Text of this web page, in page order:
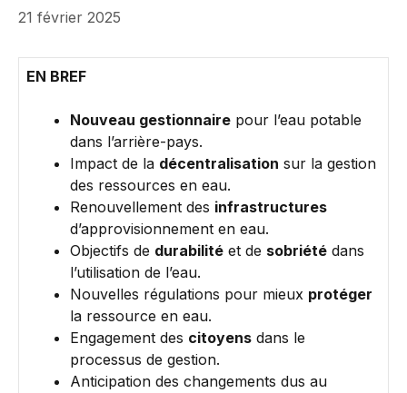
21 février 2025
EN BREF
Nouveau gestionnaire pour l’eau potable
dans l’arrière-pays.
Impact de la décentralisation sur la gestion
des ressources en eau.
Renouvellement des infrastructures
d’approvisionnement en eau.
Objectifs de durabilité et de sobriété dans
l’utilisation de l’eau.
Nouvelles régulations pour mieux protéger
la ressource en eau.
Engagement des citoyens dans le
processus de gestion.
Anticipation des changements dus au